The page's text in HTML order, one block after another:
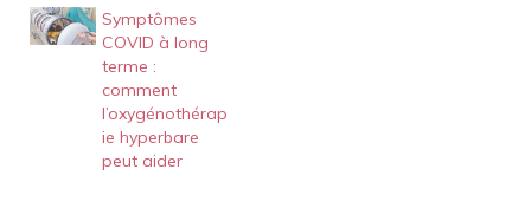
Symptômes
COVID à long
terme :
comment
l’oxygénothérap
ie hyperbare
peut aider